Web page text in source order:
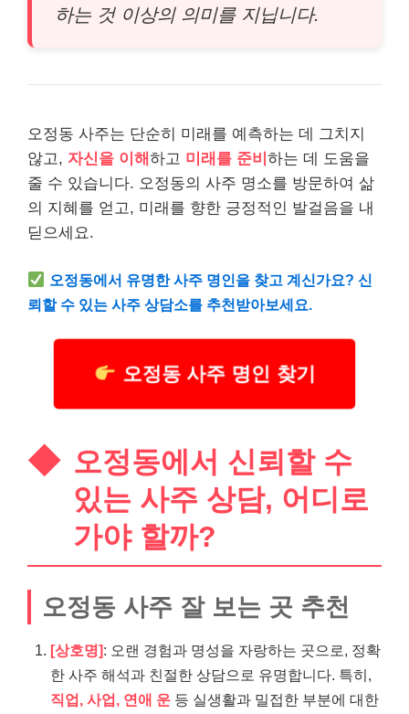
하는 것 이상의 의미를 지닙니다.
오정동 사주는 단순히 미래를 예측하는 데 그치지
않고, 자신을 이해하고 미래를 준비 하는 데 도움을
줄 수 있습니다. 오정동의 사주 명소를 방문하여 삶
의 지혜를 얻고, 미래를 향한 긍정적인 발걸음을 내
딛으세요.
오정동에서 유명한 사주 명인을 찾고 계신가요? 신
뢰할 수 있는 사주 상담소를 추천받아보세요.
오정동 사주 명인 찾기
오정동에서 신뢰할 수
있는 사주 상담, 어디로
가야 할까?
오정동 사주 잘 보는 곳 추천
[상호명]: 오랜 경험과 명성을 자랑하는 곳으로, 정확
한 사주 해석과 친절한 상담으로 유명합니다. 특히,
직업, 사업, 연애 운 등 실생활과 밀접한 부분에 대한